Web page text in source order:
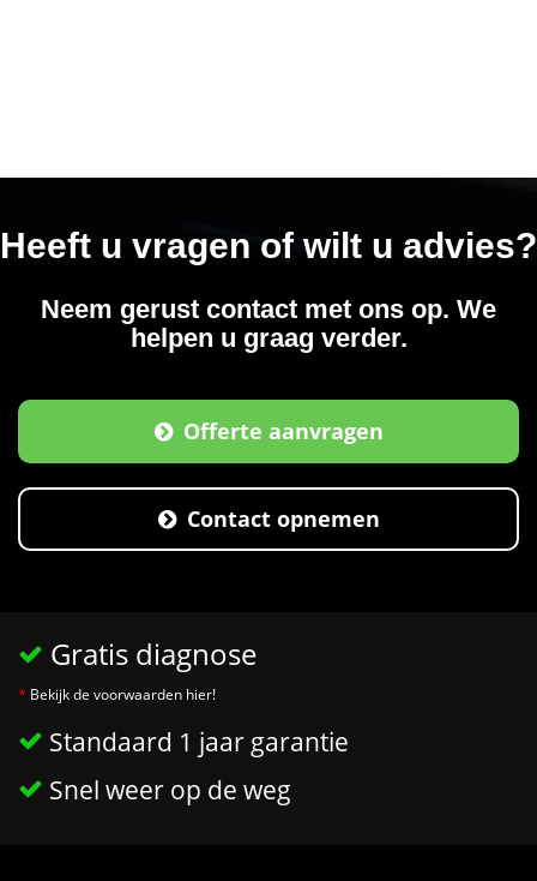
Heeft u vragen of wilt u advies?
Neem gerust contact met ons op. We
helpen u graag verder.
Offerte aanvragen
Contact opnemen
Gratis diagnose
* Bekijk de voorwaarden hier!
Standaard 1 jaar garantie
Snel weer op de weg